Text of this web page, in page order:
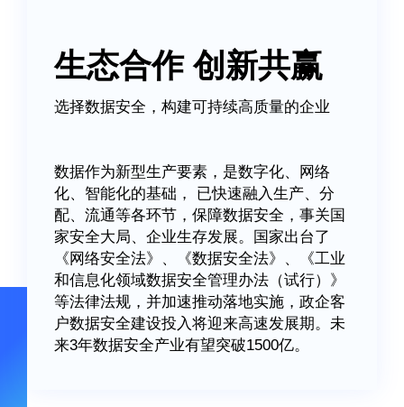
生态合作 创新共赢
选择数据安全，构建可持续高质量的企业
数据作为新型生产要素，是数字化、网络
化、智能化的基础， 已快速融入生产、分
配、流通等各环节，保障数据安全，事关国
家安全大局、企业生存发展。国家出台了
《网络安全法》、《数据安全法》、《工业
和信息化领域数据安全管理办法（试行）》
等法律法规，并加速推动落地实施，政企客
户数据安全建设投入将迎来高速发展期。未
来3年数据安全产业有望突破1500亿。